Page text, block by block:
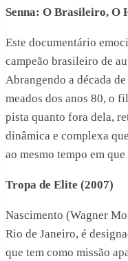
Senna: O Brasileiro, O
Este documentário
campeão brasileiro de
Abrangendo a década
meados dos anos 80, o
pista quanto fora dela,
dinâmica e complexa
ao mesmo tempo em
Tropa de Elite (2007)
Nascimento (Wagner
Rio de Janeiro, é
que tem como missão